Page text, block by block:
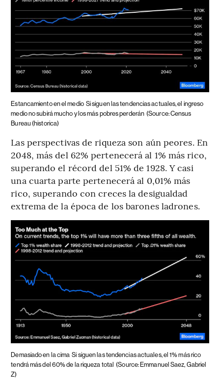
Estancamiento en el medio Si siguen las tendencias actuales, el ingreso
medio no subirá mucho y los más pobres perderán (Source: Census
Bureau (historica)
Las perspectivas de riqueza son aún peores. En
2048, más del 62% pertenecerá al 1% más rico,
superando el récord del 51% de 1928. Y casi
una cuarta parte pertenecerá al 0,01% más
rico, superando con creces la desigualdad
extrema de la época de los barones ladrones.
Demasiado en la cima Si siguen las tendencias actuales, el 1% más rico
tendrá más del 60% de la riqueza total (Source: Emmanuel Saez, Gabriel
Z)